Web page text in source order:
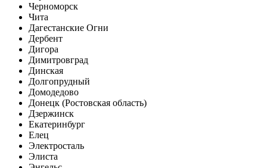
Черноморск
Чита
Дагестанские Огни
Дербент
Дигора
Димитровград
Динская
Долгопрудный
Домодедово
Донецк (Ростовская область)
Дзержинск
Екатеринбург
Елец
Электросталь
Элиста